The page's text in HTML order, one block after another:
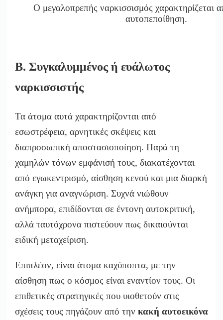
Ο μεγαλοπρεπής ναρκισσισμός χαρακτηρίζεται
αυτοπεποίθηση.
Β. Συγκαλυμμένος ή ευάλωτος
ναρκισσιστής
Τα άτομα αυτά χαρακτηρίζονται από
εσωστρέφεια, αρνητικές σκέψεις και
διαπροσωπική αποστασιοποίηση. Παρά τη
χαμηλών τόνων εμφάνισή τους, διακατέχονται
από εγωκεντρισμό, αίσθηση κενού και μια διαρκή
ανάγκη για αναγνώριση. Συχνά νιώθουν
ανήμπορα, επιδίδονται σε έντονη αυτοκριτική,
αλλά ταυτόχρονα πιστεύουν πως δικαιούνται
ειδική μεταχείριση.
Επιπλέον, είναι άτομα καχύποπτα, με την
αίσθηση πως ο κόσμος είναι εναντίον τους. Οι
επιθετικές στρατηγικές που υιοθετούν στις
σχέσεις τους πηγάζουν από την κακή αυτοεικόνα